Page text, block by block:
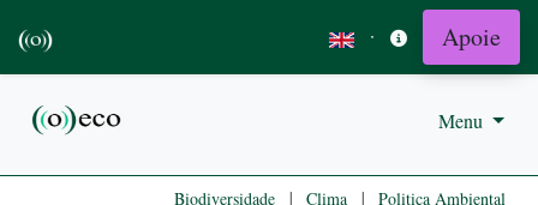
· Apoie
Menu
Biodiversidade | Clima | Politica Ambiental